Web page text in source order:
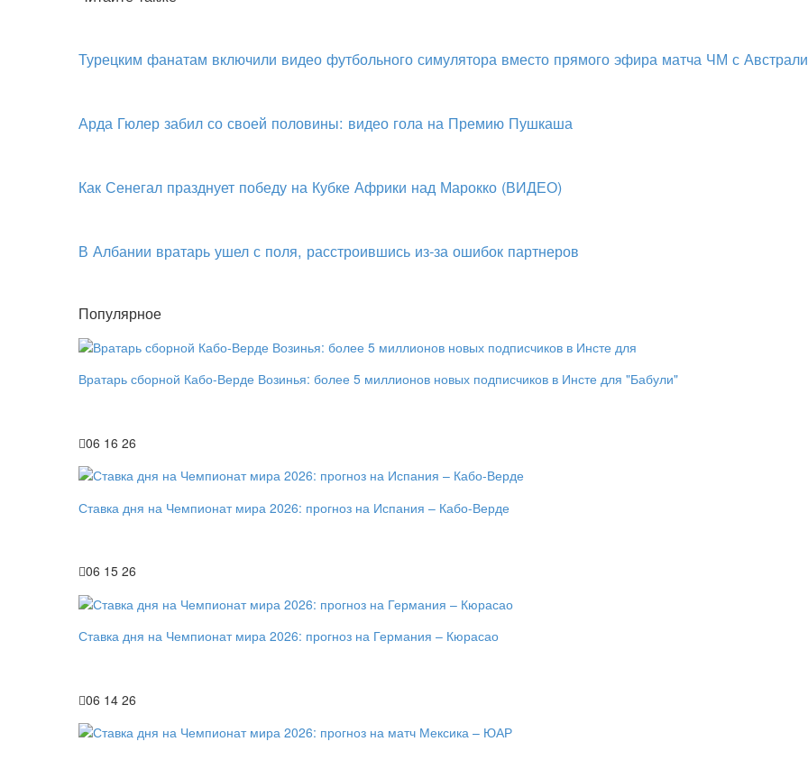
Турецким фанатам включили видео футбольного симулятора вместо прямого эфира матча ЧМ с
Арда Гюлер забил со своей половины: видео гола на Премию Пушкаша
Как Сенегал празднует победу на Кубке Африки над Марокко (ВИДЕО)
В Албании вратарь ушел с поля, расстроившись из-за ошибок партнеров
Популярное
Вратарь сборной Кабо-Верде Возинья: более 5 миллионов новых подписчиков в Инсте для "Бабули"
06 16 26
Ставка дня на Чемпионат мира 2026: прогноз на Испания – Кабо-Верде
06 15 26
Ставка дня на Чемпионат мира 2026: прогноз на Германия – Кюрасао
06 14 26